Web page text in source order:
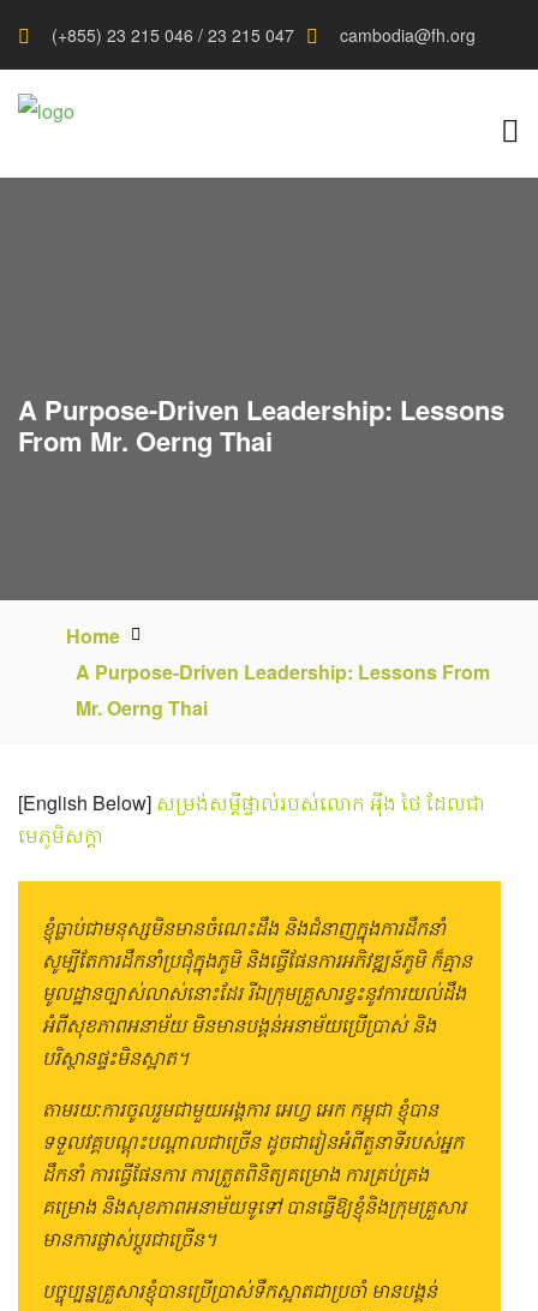
(+855) 23 215 046 / 23 215 047 cambodia@fh.org
A Purpose-Driven Leadership: Lessons
From Mr. Oerng Thai
Home
A Purpose-Driven Leadership: Lessons From
Mr. Oerng Thai
[English Below] សម្រង់សម្តីផ្ទាល់របស់លោក អ៉ីង ថៃ ដែលជា
មេភូមិសក្តា
ខ្ញុំធ្លាប់ជាមនុស្សមិនមានចំណេះដឹង និងជំនាញក្នុងការដឹកនាំ
សូម្បីតែការដឹកនាំប្រជុំក្នុងភូមិ និងធ្វើផែនការអភិវឌ្ឍន៍ភូមិ ក៏គ្មាន
មូលដ្ឋានច្បាស់លាស់នោះដែរ រីឯក្រុមគ្រួសារខ្វះនូវការយល់ដឹង
អំពីសុខភាពអនាម័យ មិនមានបង្គន់អនាម័យប្រើប្រាស់ និង
បរិស្ថានផ្ទះមិនស្អាត។
តាមរយ:ការចូលរួមជាមួយអង្គការ​​ អេហ្វ អេក កម្ពុជា ខ្ញុំបាន
ទទួលវគ្គបណ្ដុះបណ្ដាលជាច្រើន ដូចជារៀនអំពីតួនាទីរបស់អ្នក
ដឹកនាំ ការធ្វើផែនការ ការត្រួតពិនិត្យគម្រោង ការគ្រប់គ្រង
គម្រោង និងសុខភាពអនាម័យទូទៅ បានធ្វើឱ្យខ្ញុំនិងក្រុមគ្រួសារ
មានការផ្លាស់ប្ដូរជាច្រើន។
បច្ចុប្បន្នគ្រួសារខ្ញុំបានប្រើប្រាស់ទឹកស្អាតជាប្រចាំ មានបង្គន់